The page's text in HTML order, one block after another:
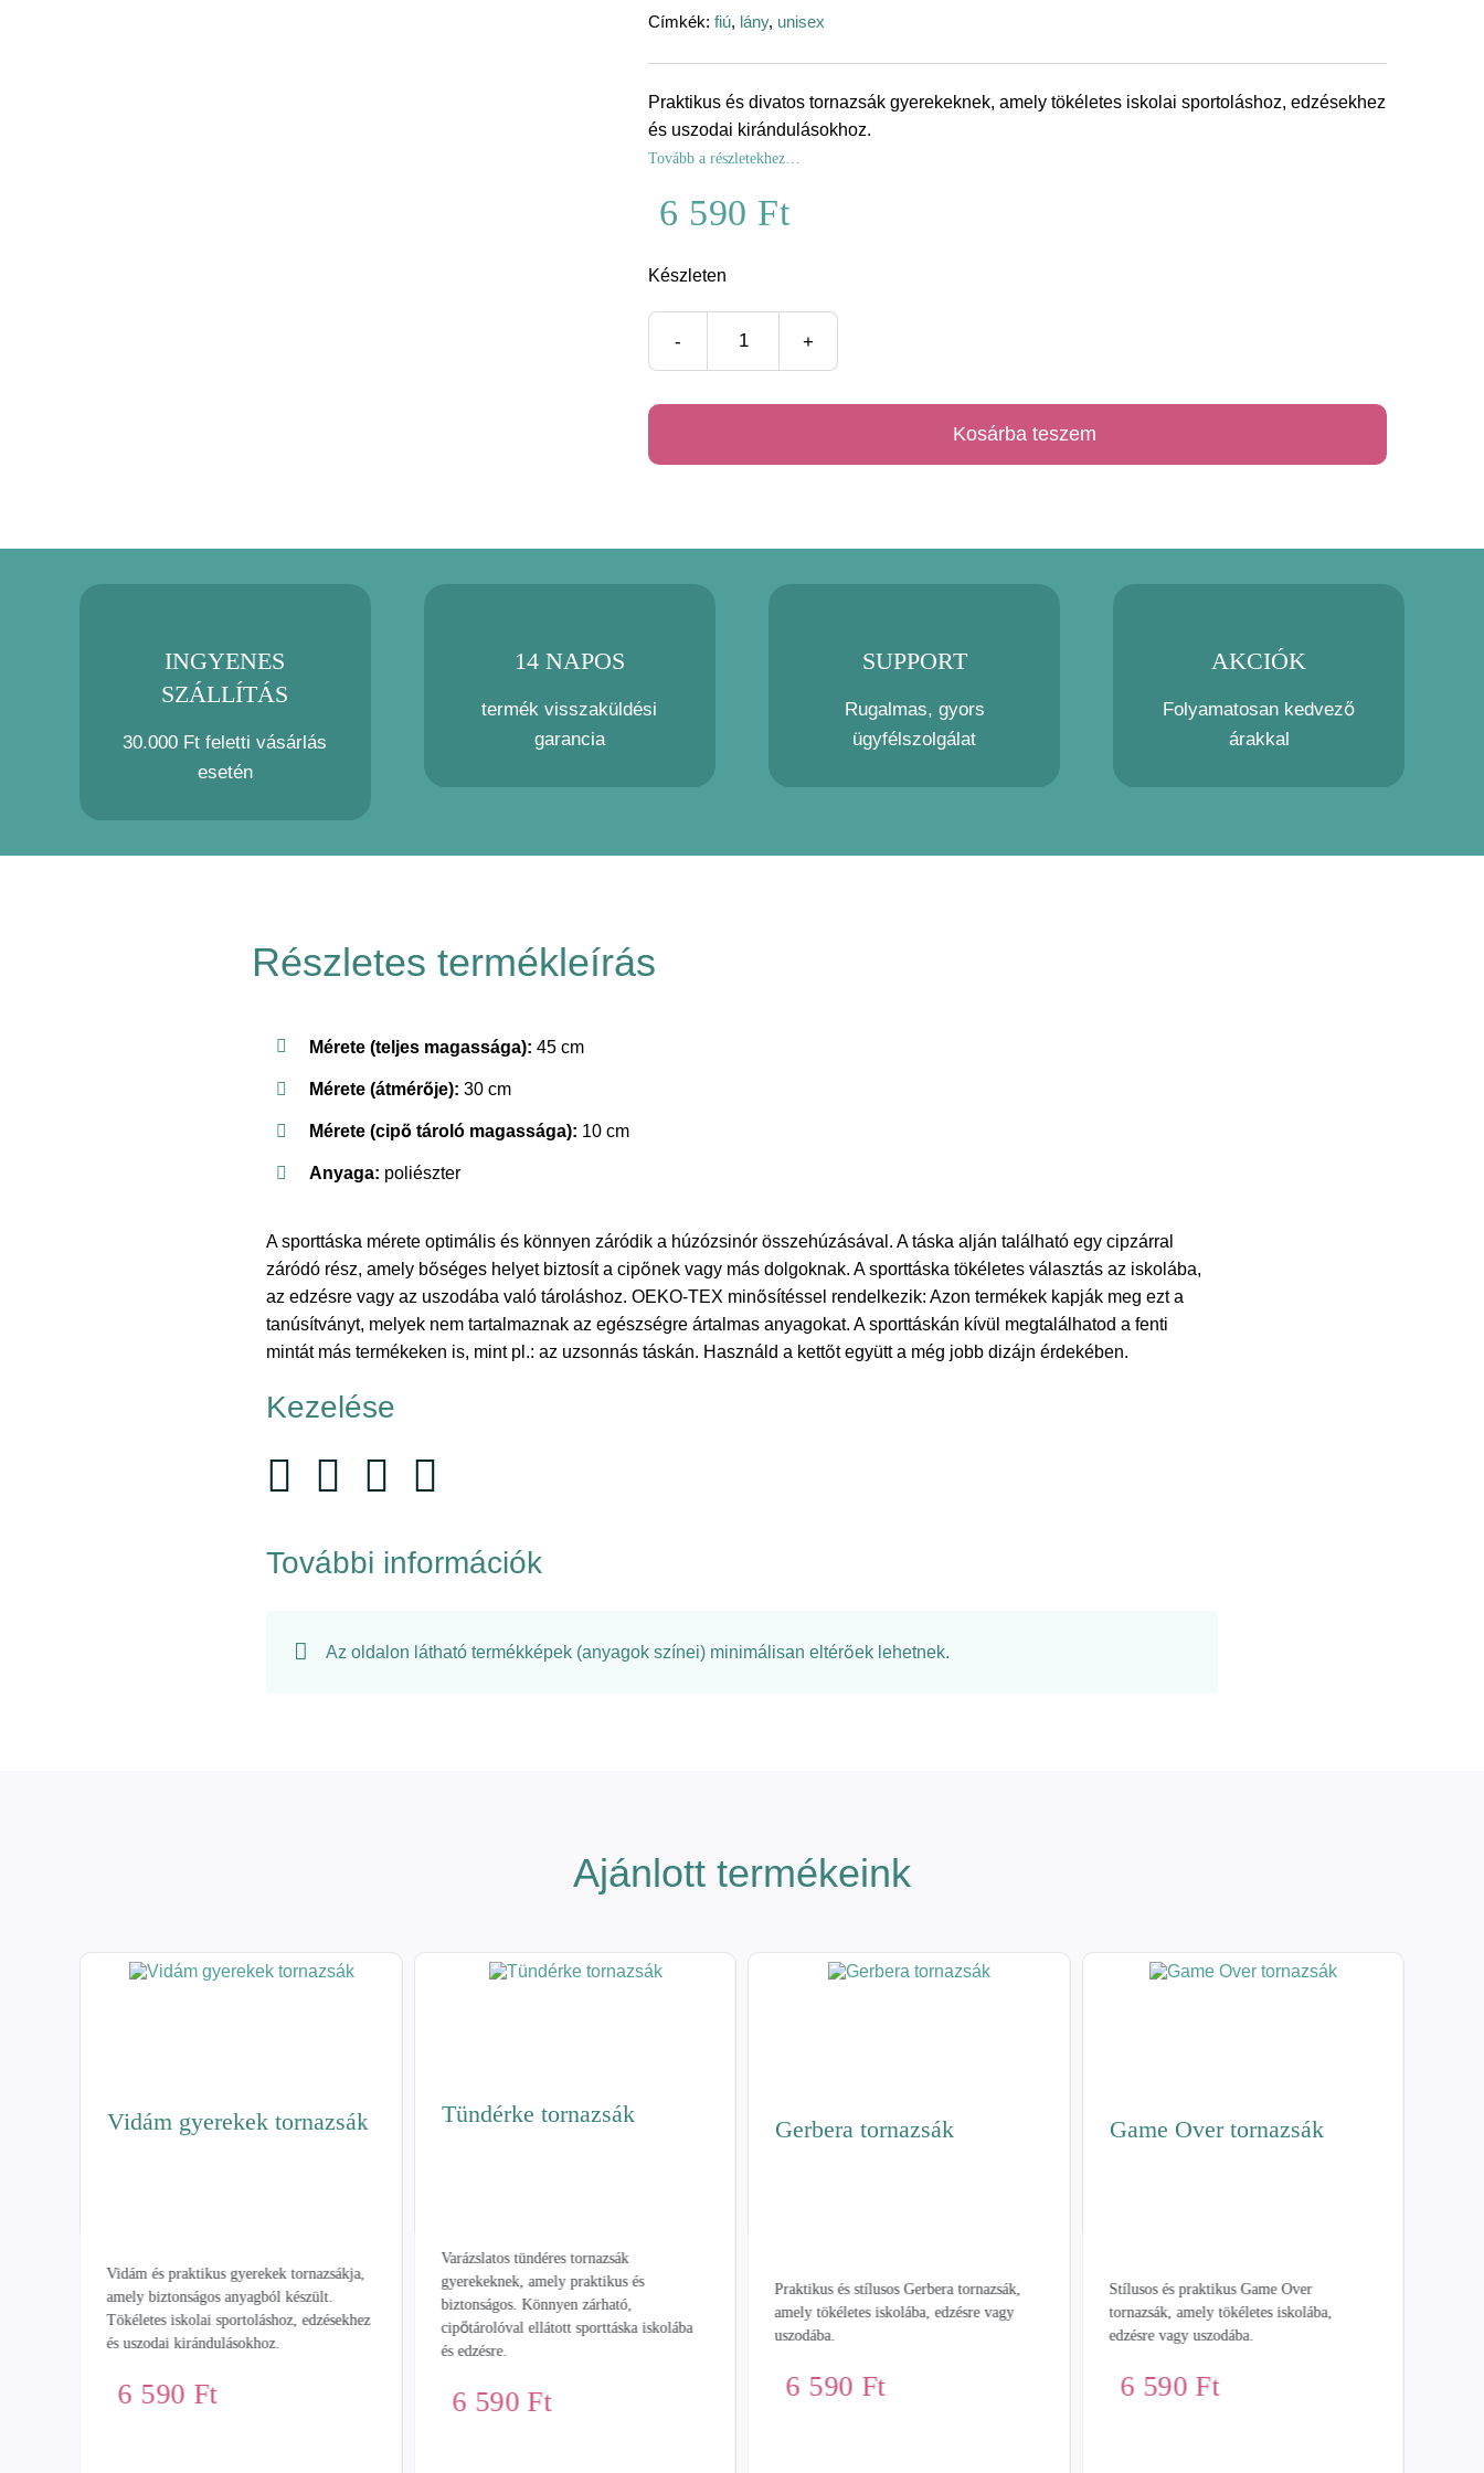
Címkék:fiú, lány, unisex
Praktikus és divatos tornazsák gyerekeknek, amely tökéletes iskolai sportoláshoz, edzésekhez
és uszodai kirándulásokhoz.
Tovább a részletekhez…
6 590 Ft
Készleten
Kosárba teszem
INGYENES
SZÁLLÍTÁS
30.000 Ft feletti vásárlás
esetén
14 NAPOS
termék visszaküldési
garancia
SUPPORT
Rugalmas, gyors
ügyfélszolgálat
AKCIÓK
Folyamatosan kedvező
árakkal
Részletes termékleírás
Mérete (teljes magassága): 45 cm
Mérete (átmérője): 30 cm
Mérete (cipő tároló magassága): 10 cm
Anyaga: poliészter
A sporttáska mérete optimális és könnyen záródik a húzózsinór összehúzásával. A táska alján található egy cipzárral
záródó rész, amely bőséges helyet biztosít a cipőnek vagy más dolgoknak. A sporttáska tökéletes választás az iskolába,
az edzésre vagy az uszodába való tároláshoz. OEKO-TEX minősítéssel rendelkezik: Azon termékek kapják meg ezt a
tanúsítványt, melyek nem tartalmaznak az egészségre ártalmas anyagokat. A sporttáskán kívül megtalálhatod a fenti
mintát más termékeken is, mint pl.: az uzsonnás táskán. Használd a kettőt együtt a még jobb dizájn érdekében.
Kezelése
További információk
Az oldalon látható termékképek (anyagok színei) minimálisan eltérőek lehetnek.
Ajánlott termékeink
Vidám gyerekek tornazsák
Vidám és praktikus gyerekek tornazsákja,
amely biztonságos anyagból készült.
Tökéletes iskolai sportoláshoz, edzésekhez
és uszodai kirándulásokhoz.
6 590 Ft
Tündérke tornazsák
Varázslatos tündéres tornazsák
gyerekeknek, amely praktikus és
biztonságos. Könnyen zárható,
cipőtárolóval ellátott sporttáska iskolába
és edzésre.
6 590 Ft
Gerbera tornazsák
Praktikus és stílusos Gerbera tornazsák,
amely tökéletes iskolába, edzésre vagy
uszodába.
6 590 Ft
Game Over tornazsák
Stílusos és praktikus Game Over
tornazsák, amely tökéletes iskolába,
edzésre vagy uszodába.
6 590 Ft